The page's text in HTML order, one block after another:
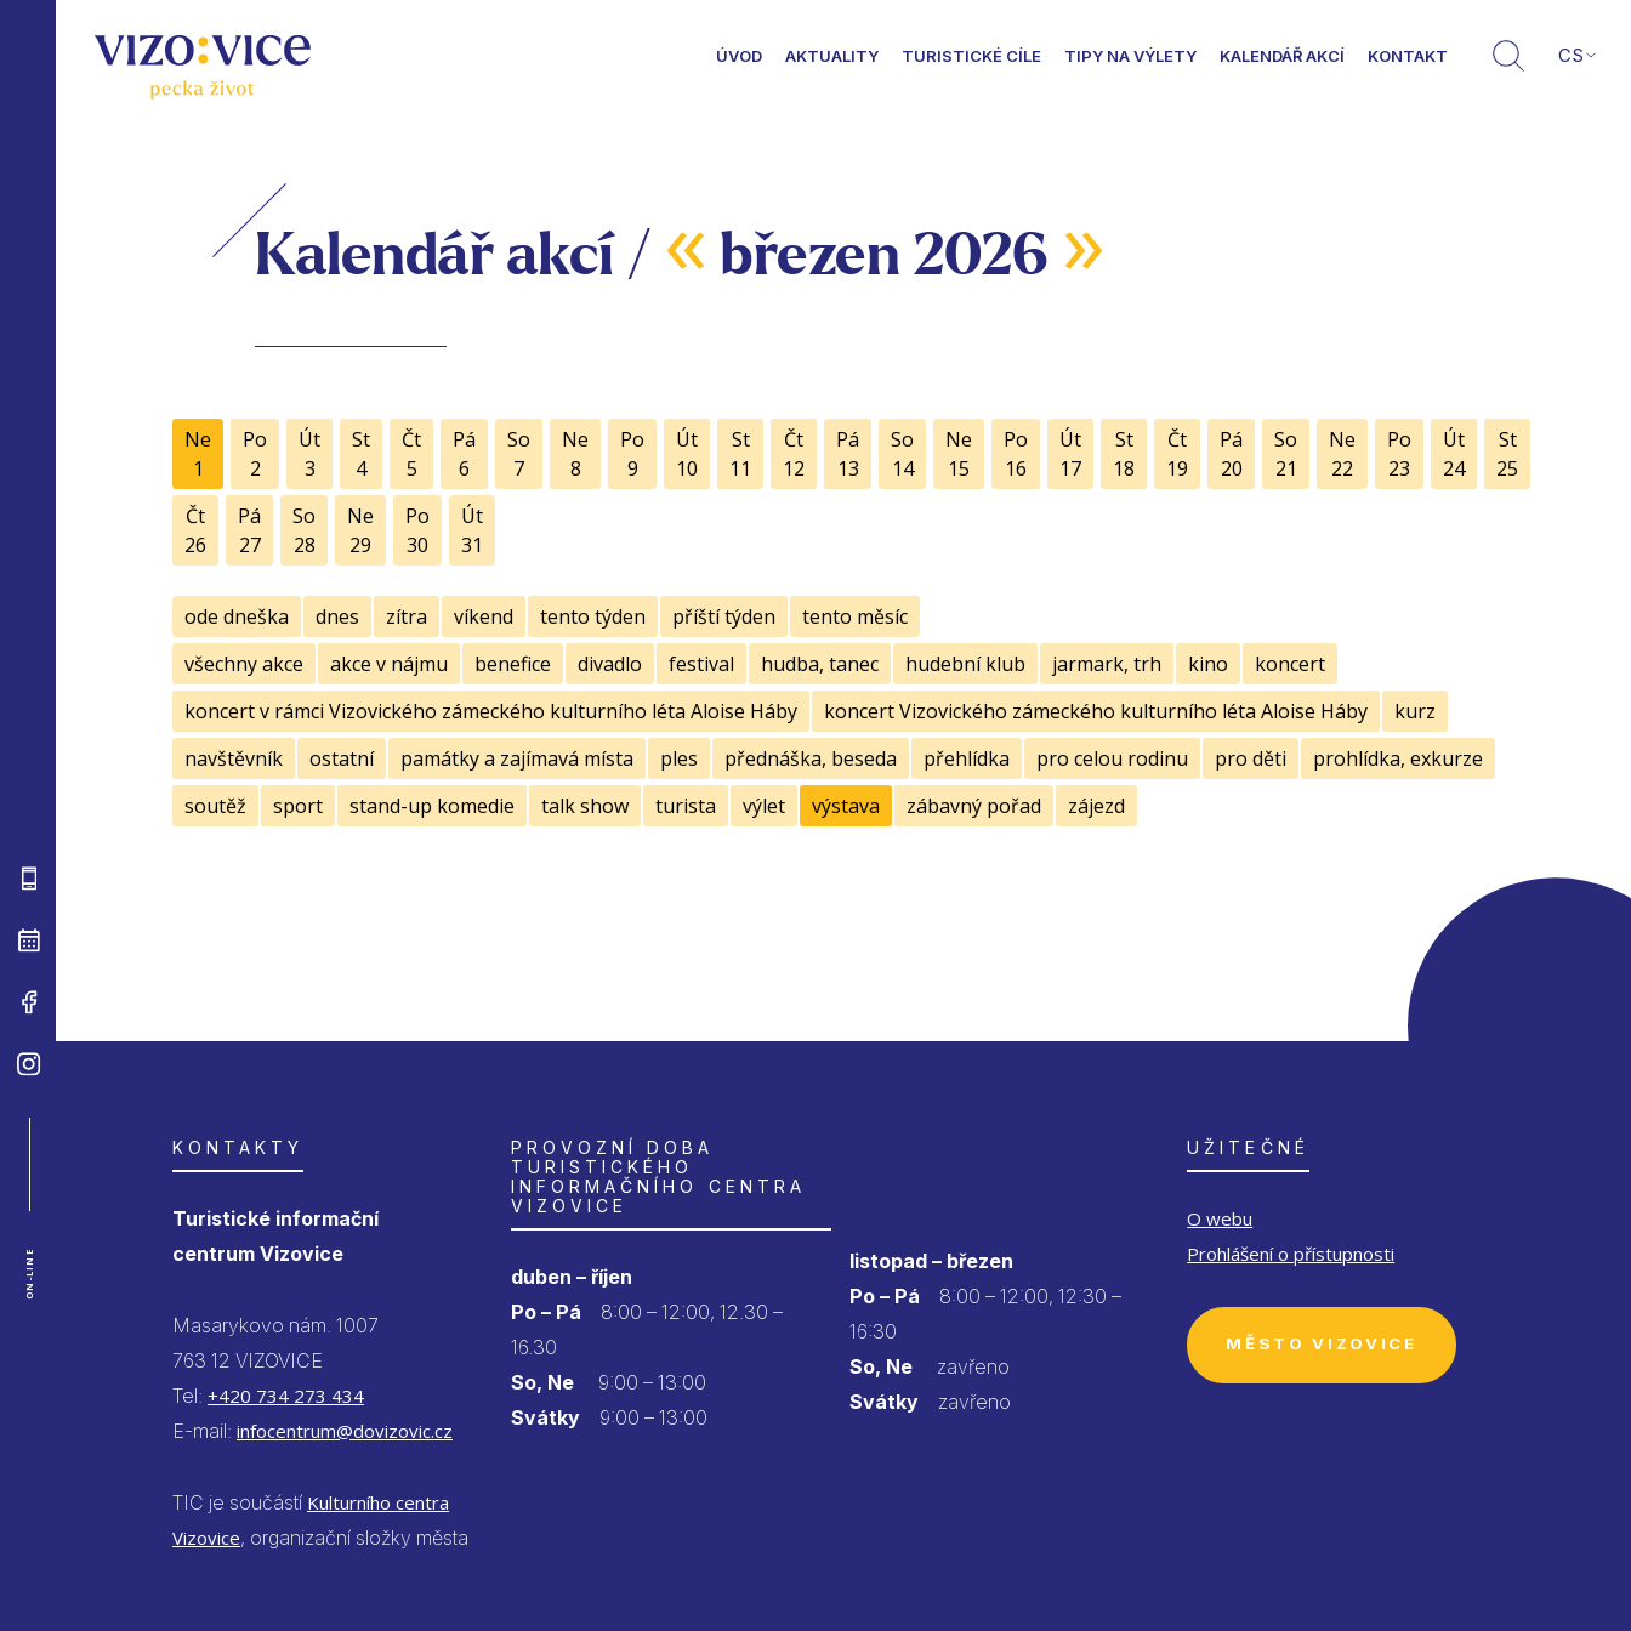
ÚVOD AKTUALITY TURISTICKÉ CÍLE TIPY NA VÝLETY KALENDÁŘ AKCÍ KONTAKT CS
ON-LINE
Kalendář akcí / « březen 2026 »
Ne
1
Po
2
Út
3
St
4
Čt
5
Pá
6
So
7
Ne
8
Po
9
Út
10
St
11
Čt
12
Pá
13
So
14
Ne
15
Po
16
Út
17
St
18
Čt
19
Pá
20
So
21
Ne
22
Po
23
Út
24
St
25
Čt
26
Pá
27
So
28
Ne
29
Po
30
Út
31
ode dneška dnes zítra víkend tento týden příští týden
tento měsíc
všechny akce
akce v nájmu benefice divadlo festival hudba, tanec hudební klub jarmark, trh kino
koncert
koncert v rámci Vizovického zámeckého kulturního léta Aloise Háby
koncert Vizovického zámeckého kulturního léta Aloise Háby
kurz
navštěvník
ostatní památky a zajímavá místa ples přednáška, beseda přehlídka pro celou rodinu pro děti
prohlídka, exkurze
soutěž
sport stand-up komedie talk show turista výlet výstava zábavný pořad zájezd
KONTAKTY
Turistické informační
centrum Vizovice
Masarykovo nám. 1007
763 12 VIZOVICE
Tel: +420 734 273 434
E-mail: infocentrum@dovizovic.cz
TIC je součástí Kulturního centra
Vizovice, organizační složky města
PROVOZNÍ DOBA
TURISTICKÉHO
INFORMAČNÍHO CENTRA
VIZOVICE
duben – říjen
Po – Pá
8:00 – 12:00, 12.30 –
16.30
So, Ne9:00 – 13:00
Svátky9:00 – 13:00
listopad – březen
Po – Pá 8:00 – 12:00, 12:30 –
16:30
So, Nezavřeno
Svátkyzavřeno
UŽITEČNÉ
O webu
Prohlášení o přístupnosti
MĚSTO VIZOVICE